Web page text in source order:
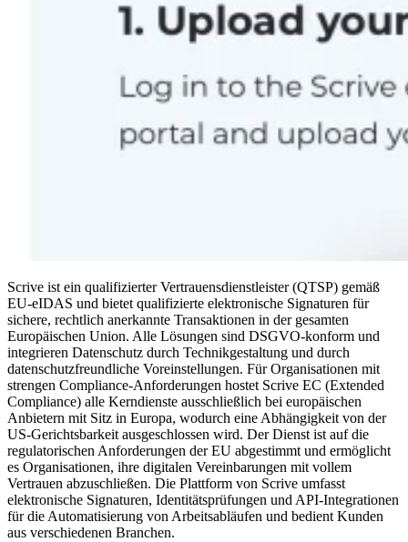
Scrive ist ein qualifizierter Vertrauensdienstleister (QTSP) gemäß
EU-eIDAS und bietet qualifizierte elektronische Signaturen für
sichere, rechtlich anerkannte Transaktionen in der gesamten
Europäischen Union. Alle Lösungen sind DSGVO-konform und
integrieren Datenschutz durch Technikgestaltung und durch
datenschutzfreundliche Voreinstellungen. Für Organisationen mit
strengen Compliance-Anforderungen hostet Scrive EC (Extended
Compliance) alle Kerndienste ausschließlich bei europäischen
Anbietern mit Sitz in Europa, wodurch eine Abhängigkeit von der
US-Gerichtsbarkeit ausgeschlossen wird. Der Dienst ist auf die
regulatorischen Anforderungen der EU abgestimmt und ermöglicht
es Organisationen, ihre digitalen Vereinbarungen mit vollem
Vertrauen abzuschließen. Die Plattform von Scrive umfasst
elektronische Signaturen, Identitätsprüfungen und API-Integrationen
für die Automatisierung von Arbeitsabläufen und bedient Kunden
aus verschiedenen Branchen.